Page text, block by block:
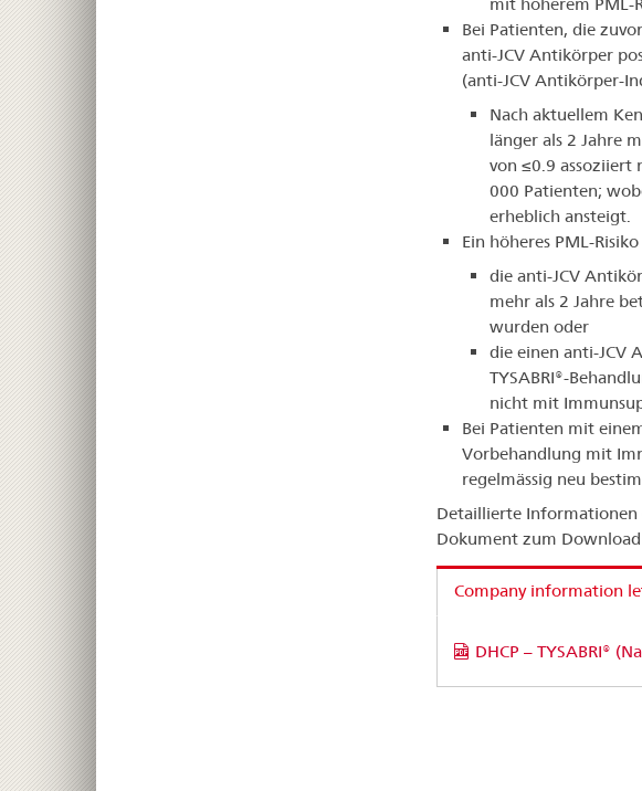
Bei Patienten, die
anti-JCV Antikörper
(anti-JCV Antikörper-
Nach aktuellem
länger als 2 Jahre
von ≤0.9 assoziiert
000 Patienten;
erheblich ansteigt.
Ein höheres PML-
die anti-JCV
mehr als 2 Jahre
wurden oder
die einen anti-JCV
TYSABRI®-
nicht mit
Bei Patienten mit
Vorbehandlung mit
regelmässig neu
Detaillierte Informationen
Dokument zum Download
Company information
DHCP – TYSABRI®